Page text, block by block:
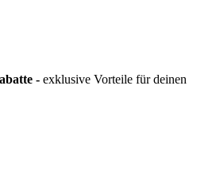
- exklusive Vorteile für deinen